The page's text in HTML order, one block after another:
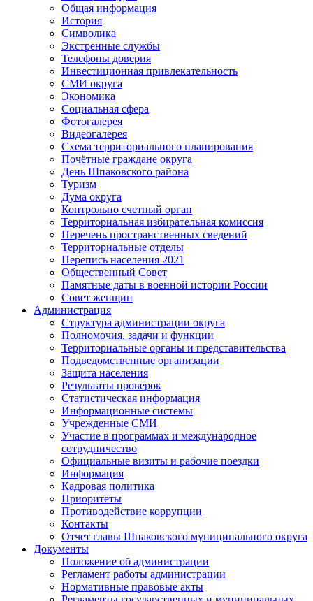
Общая информация
История
Символика
Экстренные службы
Телефоны доверия
Инвестиционная привлекательность
СМИ округа
Экономика
Социальная сфера
Фотогалерея
Видеогалерея
Схема территориального планирования
Почётные граждане округа
День Шпаковского района
Туризм
Дума округа
Контрольно счетный орган
Территориальная избирательная комиссия
Перечень пространственных сведений
Территориальные отделы
Перепись населения 2021
Общественный Совет
Памятные даты в военной истории России
Совет женщин
Администрация
Структура администрации округа
Полномочия, задачи и функции
Территориальные органы и представительства
Подведомственные организации
Защита населения
Результаты проверок
Статистическая информация
Информационные системы
Учрежденные СМИ
Участие в программах и международное
сотрудничество
Официальные визиты и рабочие поездки
Информация
Кадровая политика
Приоритеты
Противодействие коррупции
Контакты
Отчет главы Шпаковского муниципального округа
Документы
Положение об администрации
Регламент работы администрации
Нормативные правовые акты